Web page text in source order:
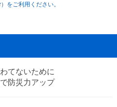
をご利用ください。
てないために
防災力アップ